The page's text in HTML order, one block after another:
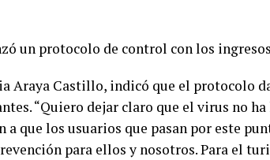
un protocolo de control con los
Araya Castillo, indicó que el protocolo
“Quiero dejar claro que el virus no
a que los usuarios que pasan por este
para ellos y nosotros. Para el